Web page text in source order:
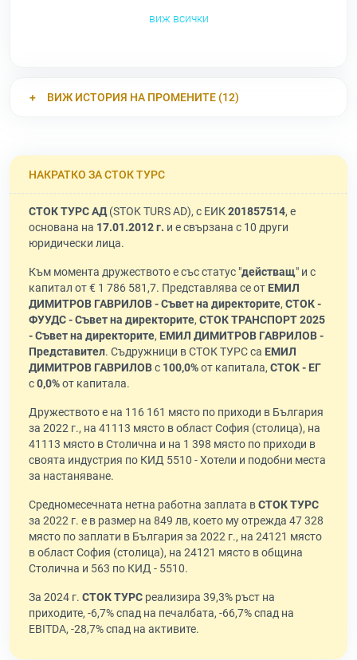
виж всички
ВИЖ ИСТОРИЯ НА ПРОМЕНИТЕ (12)
НАКРАТКО ЗА СТОК ТУРС
СТОК ТУРС АД(STOK TURS AD), с ЕИК201857514, е
основана на 17.01.2012 г. и е свързана с 10 други
юридически лица.
Към момента дружеството е със статус "действащ" и с
капитал от € 1 786 581,7. Представлява се от ЕМИЛ
ДИМИТРОВ ГАВРИЛОВ - Съвет на директорите, СТОК -
ФУУДС - Съвет на директорите, СТОК ТРАНСПОРТ 2025
- Съвет на директорите, ЕМИЛ ДИМИТРОВ ГАВРИЛОВ -
Представител. Съдружници в СТОК ТУРС са ЕМИЛ
ДИМИТРОВ ГАВРИЛОВс 100,0%от капитала, СТОК - ЕГ
с0,0%от капитала.
Дружеството е на 116 161 място по приходи в България
за 2022 г., на 41113 място в област София (столица), на
41113 място в Столична и на 1 398 място по приходи в
своята индустрия по КИД 5510 - Хотели и подобни места
за настаняване.
Средномесечната нетна работна заплата вСТОК ТУРС
за 2022 г. е в размер на 849 лв, което му отрежда 47 328
място по заплати в България за 2022 г., на 24121 място
в област София (столица), на 24121 място в община
Столична и 563 по КИД - 5510.
За 2024 г. СТОК ТУРС реализира 39,3% ръст на
приходите, -6,7% спад на печалбата, -66,7% спад на
EBITDA, -28,7% спад на активите.